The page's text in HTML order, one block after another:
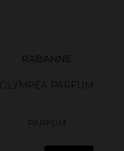
RABANNE
OLYMPÉA PARFUM
PARFUM